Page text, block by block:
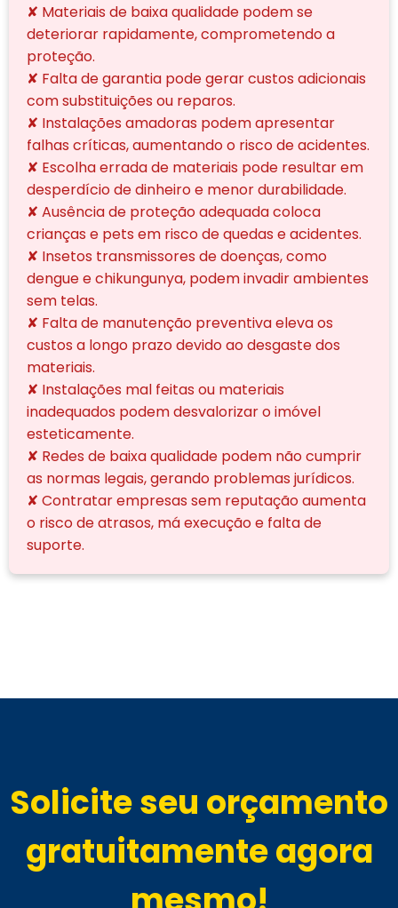
✘ Materiais de baixa qualidade podem se
deteriorar rapidamente, comprometendo a
proteção.
✘ Falta de garantia pode gerar custos adicionais
com substituições ou reparos.
✘ Instalações amadoras podem apresentar
falhas críticas, aumentando o risco de acidentes.
✘ Escolha errada de materiais pode resultar em
desperdício de dinheiro e menor durabilidade.
✘ Ausência de proteção adequada coloca
crianças e pets em risco de quedas e acidentes.
✘ Insetos transmissores de doenças, como
dengue e chikungunya, podem invadir ambientes
sem telas.
✘ Falta de manutenção preventiva eleva os
custos a longo prazo devido ao desgaste dos
materiais.
✘ Instalações mal feitas ou materiais
inadequados podem desvalorizar o imóvel
esteticamente.
✘ Redes de baixa qualidade podem não cumprir
as normas legais, gerando problemas jurídicos.
✘ Contratar empresas sem reputação aumenta
o risco de atrasos, má execução e falta de
suporte.
Solicite seu orçamento
gratuitamente agora